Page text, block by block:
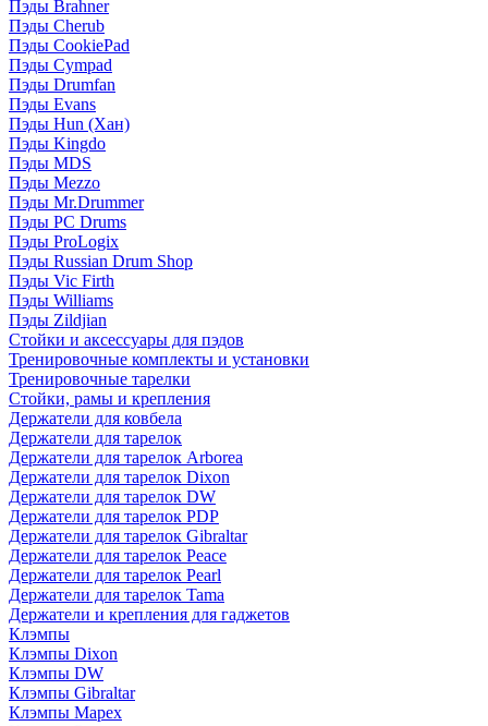
Пэды Brahner
Пэды Cherub
Пэды CookiePad
Пэды Cympad
Пэды Drumfan
Пэды Evans
Пэды Hun (Хан)
Пэды Kingdo
Пэды MDS
Пэды Mezzo
Пэды Mr.Drummer
Пэды PC Drums
Пэды ProLogix
Пэды Russian Drum Shop
Пэды Vic Firth
Пэды Williams
Пэды Zildjian
Стойки и аксессуары для пэдов
Тренировочные комплекты и установки
Тренировочные тарелки
Стойки, рамы и крепления
Держатели для ковбела
Держатели для тарелок
Держатели для тарелок Arborea
Держатели для тарелок Dixon
Держатели для тарелок DW
Держатели для тарелок PDP
Держатели для тарелок Gibraltar
Держатели для тарелок Peace
Держатели для тарелок Pearl
Держатели для тарелок Tama
Держатели и крепления для гаджетов
Клэмпы
Клэмпы Dixon
Клэмпы DW
Клэмпы Gibraltar
Клэмпы Mapex